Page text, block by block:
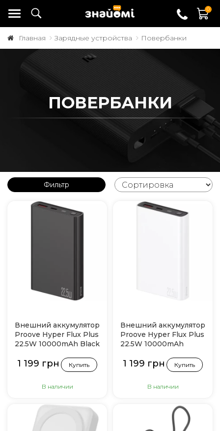
0
Главная Зарядные устройства Повербанки
ПОВЕРБАНКИ
Фильтр
Внешний аккумулятор
Proove Hyper Flux Plus
22.5W 10000mAh Black
1 199 грн Купить
В наличии
Внешний аккумулятор
Proove Hyper Flux Plus
22.5W 10000mAh
1 199 грн Купить
В наличии